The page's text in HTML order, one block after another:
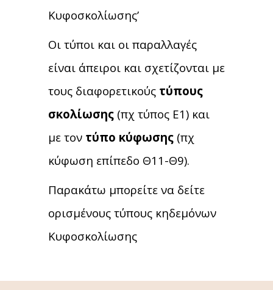
Κυφοσκολίωσης’
Οι τύποι και οι παραλλαγές
είναι άπειροι και σχετίζονται με
τους διαφορετικούς τύπους
σκολίωσης (πχ τύπος Ε1) και
με τον τύπο κύφωσης (πχ
κύφωση επίπεδο Θ11-Θ9).
Παρακάτω μπορείτε να δείτε
ορισμένους τύπους κηδεμόνων
Κυφοσκολίωσης